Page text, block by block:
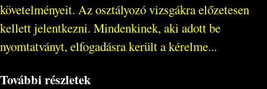
követelményeit. Az osztályozó vizsgákra előzetesen
kellett jelentkezni. Mindenkinek, aki adott be
nyomtatványt, elfogadásra került a kérelme...
További részletek